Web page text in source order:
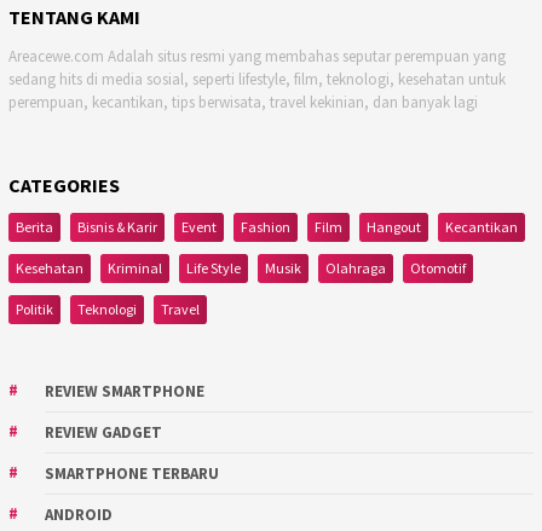
TENTANG KAMI
Areacewe.com Adalah situs resmi yang membahas seputar perempuan yang
sedang hits di media sosial, seperti lifestyle, film, teknologi, kesehatan untuk
perempuan, kecantikan, tips berwisata, travel kekinian, dan banyak lagi
CATEGORIES
Berita Bisnis & Karir Event Fashion Film Hangout Kecantikan
Kesehatan Kriminal Life Style Musik Olahraga Otomotif
Politik Teknologi Travel
REVIEW SMARTPHONE
REVIEW GADGET
SMARTPHONE TERBARU
ANDROID